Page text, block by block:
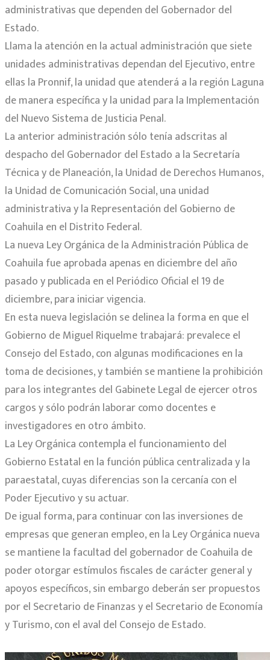
administrativas que dependen del Gobernador del
Estado.
Llama la atención en la actual administración que siete
unidades administrativas dependan del Ejecutivo, entre
ellas la Pronnif, la unidad que atenderá a la región Laguna
de manera específica y la unidad para la Implementación
del Nuevo Sistema de Justicia Penal.
La anterior administración sólo tenía adscritas al
despacho del Gobernador del Estado a la Secretaría
Técnica y de Planeación, la Unidad de Derechos Humanos,
la Unidad de Comunicación Social, una unidad
administrativa y la Representación del Gobierno de
Coahuila en el Distrito Federal.
La nueva Ley Orgánica de la Administración Pública de
Coahuila fue aprobada apenas en diciembre del año
pasado y publicada en el Periódico Oficial el 19 de
diciembre, para iniciar vigencia.
En esta nueva legislación se delinea la forma en que el
Gobierno de Miguel Riquelme trabajará: prevalece el
Consejo del Estado, con algunas modificaciones en la
toma de decisiones, y también se mantiene la prohibición
para los integrantes del Gabinete Legal de ejercer otros
cargos y sólo podrán laborar como docentes e
investigadores en otro ámbito.
La Ley Orgánica contempla el funcionamiento del
Gobierno Estatal en la función pública centralizada y la
paraestatal, cuyas diferencias son la cercanía con el
Poder Ejecutivo y su actuar.
De igual forma, para continuar con las inversiones de
empresas que generan empleo, en la Ley Orgánica nueva
se mantiene la facultad del gobernador de Coahuila de
poder otorgar estímulos fiscales de carácter general y
apoyos específicos, sin embargo deberán ser propuestos
por el Secretario de Finanzas y el Secretario de Economía
y Turismo, con el aval del Consejo de Estado.